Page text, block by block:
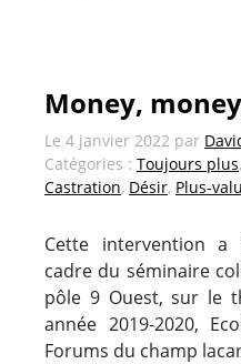
Money,
Le 4 janvier 2022 par
Catégories : Toujours plus
Castration, Désir, Plus-
Cette intervention
cadre du séminaire
pôle 9 Ouest, sur le
année 2019-2020,
Forums du champ